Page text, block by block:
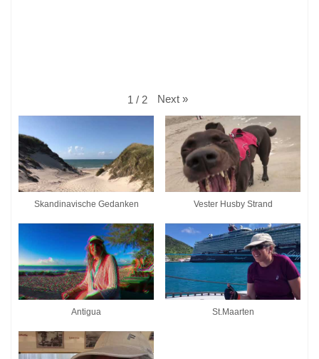
1 / 2 Next »
Skandinavische Gedanken Vester Husby Strand
Antigua St.Maarten